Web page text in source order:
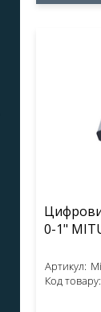
Артикул:
Код товару: